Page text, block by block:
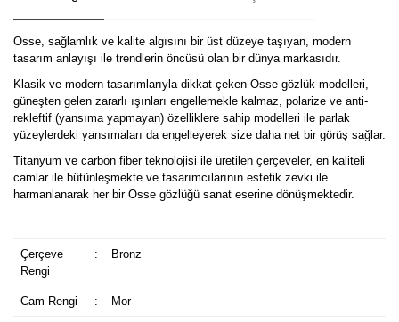
Osse, sağlamlık ve kalite algısını bir üst düzeye taşıyan, modern
tasarım anlayışı ile trendlerin öncüsü olan bir dünya markasıdır.
Klasik ve modern tasarımlarıyla dikkat çeken Osse gözlük modelleri,
güneşten gelen zararlı ışınları engellemekle kalmaz, polarize ve anti-
rekleftif (yansıma yapmayan) özelliklere sahip modelleri ile parlak
yüzeylerdeki yansımaları da engelleyerek size daha net bir görüş sağlar.
Titanyum ve carbon fiber teknolojisi ile üretilen çerçeveler, en kaliteli
camlar ile bütünleşmekte ve tasarımcılarının estetik zevki ile
harmanlanarak her bir Osse gözlüğü sanat eserine dönüşmektedir.
Çerçeve
Rengi
: Bronz
Cam Rengi : Mor